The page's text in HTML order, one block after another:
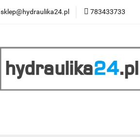
sklep@hydraulika24.pl 783433733
Łazienka
Wyprzedaż